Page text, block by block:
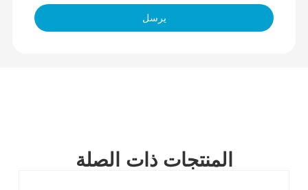
يرسل
المنتجات ذات الصلة